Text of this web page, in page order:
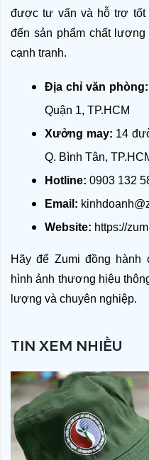
TIN XEM NHIỀU
được tư vấn và hỗ trợ tốt
đến sản phẩm chất
cạnh tranh.
Địa chỉ văn phòng:
Quận 1, TP.HCM
Xưởng may: 14
Q. Bình Tân,
Hotline: 0903 132
Email:
Website: https://
Hãy để Zumi đồng hành
hình ảnh thương hiệu
lượng và chuyên nghiệp.